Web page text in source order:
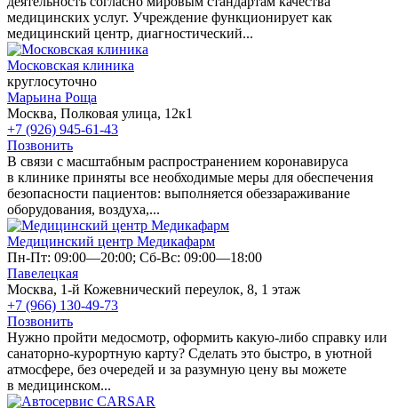
медицинских услуг. Учреждение функционирует как
медицинский центр, диагностический...
Московская клиника
круглосуточно
Марьина Роща
Москва, Полковая улица, 12к1
+7 (926) 945-61-43
Позвонить
В связи с масштабным распространением коронавируса
в клинике приняты все необходимые меры для обеспечения
безопасности пациентов: выполняется обеззараживание
оборудования, воздуха,...
Медицинский центр Медикафарм
Пн-Пт: 09:00—20:00; Сб-Вс: 09:00—18:00
Павелецкая
Москва, 1-й Кожевнический переулок, 8, 1 этаж
+7 (966) 130-49-73
Позвонить
Нужно пройти медосмотр, оформить какую-либо справку или
санаторно-курортную карту? Сделать это быстро, в уютной
атмосфере, без очередей и за разумную цену вы можете
в медицинском...